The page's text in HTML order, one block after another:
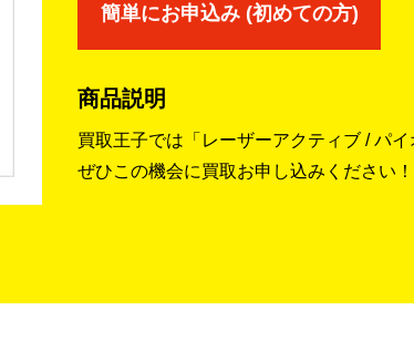
簡単にお申込み (初めての方)
商品説明
買取王子では「レーザーアクティブ / パ
ぜひこの機会に買取お申し込みください！